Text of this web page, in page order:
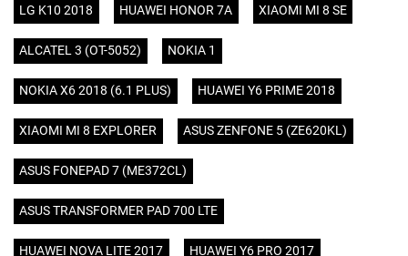
LG K10 2018 HUAWEI HONOR 7A XIAOMI MI 8 SE
ALCATEL 3 (OT-5052) NOKIA 1
NOKIA X6 2018 (6.1 PLUS) HUAWEI Y6 PRIME 2018
XIAOMI MI 8 EXPLORER ASUS ZENFONE 5 (ZE620KL)
ASUS FONEPAD 7 (ME372CL)
ASUS TRANSFORMER PAD 700 LTE
HUAWEI NOVA LITE 2017 HUAWEI Y6 PRO 2017